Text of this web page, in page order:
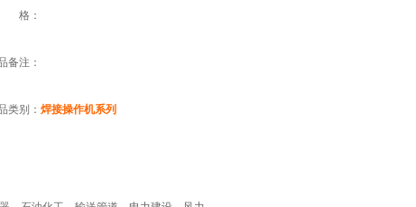
格：
备注：
类别： 焊接操作机系列